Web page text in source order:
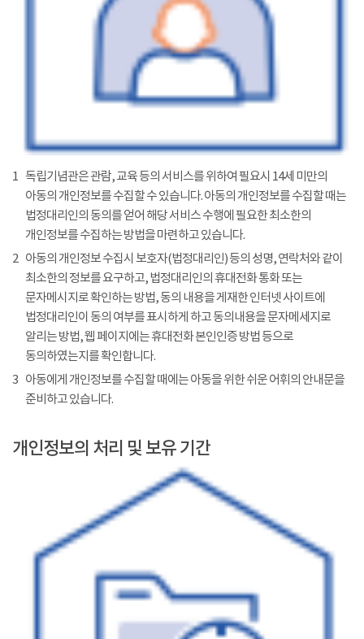
1 독립기념관은 관람, 교육 등의 서비스를 위하여 필요시 14세 미만의
아동의 개인정보를 수집할 수 있습니다. 아동의 개인정보를 수집할 때는
법정대리인의 동의를 얻어 해당 서비스 수행에 필요한 최소한의
개인정보를 수집하는 방법을 마련하고 있습니다.
2 아동의 개인정보 수집시 보호자(법정대리인) 등의 성명, 연락처와 같이
최소한의 정보를 요구하고, 법정대리인의 휴대전화 통화 또는
문자메시지로 확인하는 방법, 동의 내용을 게재한 인터넷 사이트에
법정대리인이 동의 여부를 표시하게 하고 동의내용을 문자메세지로
알리는 방법, 웹 페이지에는 휴대전화 본인인증 방법 등으로
동의하였는지를 확인합니다.
3 아동에게 개인정보를 수집할 때에는 아동을 위한 쉬운 어휘의 안내문을
준비하고 있습니다.
개인정보의 처리 및 보유 기간